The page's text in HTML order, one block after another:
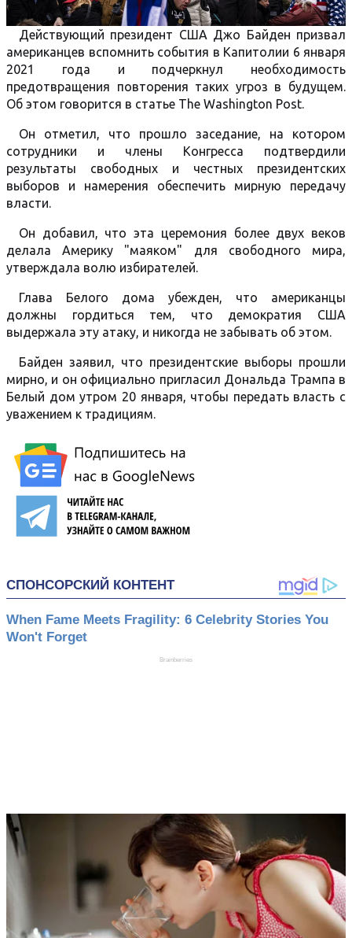
Действующий президент США Джо Байден призвал
американцев вспомнить события в Капитолии 6 января
2021 года и подчеркнул необходимость
предотвращения повторения таких угроз в будущем.
Об этом говорится в статье The Washington Post.
Он отметил, что прошло заседание, на котором
сотрудники и члены Конгресса подтвердили
результаты свободных и честных президентских
выборов и намерения обеспечить мирную передачу
власти.
Он добавил, что эта церемония более двух веков
делала Америку "маяком" для свободного мира,
утверждала волю избирателей.
Глава Белого дома убежден, что американцы
должны гордиться тем, что демократия США
выдержала эту атаку, и никогда не забывать об этом.
Байден заявил, что президентские выборы прошли
мирно, и он официально пригласил Дональда Трампа в
Белый дом утром 20 января, чтобы передать власть с
уважением к традициям.